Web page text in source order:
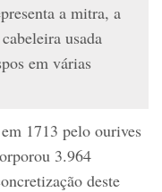
a mitra, a
usada
em várias
1713 pelo ourives
3.964
deste